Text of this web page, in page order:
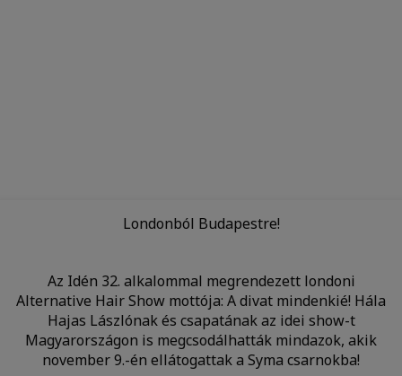
Londonból Budapestre!
Az Idén 32. alkalommal megrendezett londoni
Alternative Hair Show mottója: A divat mindenkié! Hála
Hajas Lászlónak és csapatának az idei show-t
Magyarországon is megcsodálhatták mindazok, akik
november 9.-én ellátogattak a Syma csarnokba!